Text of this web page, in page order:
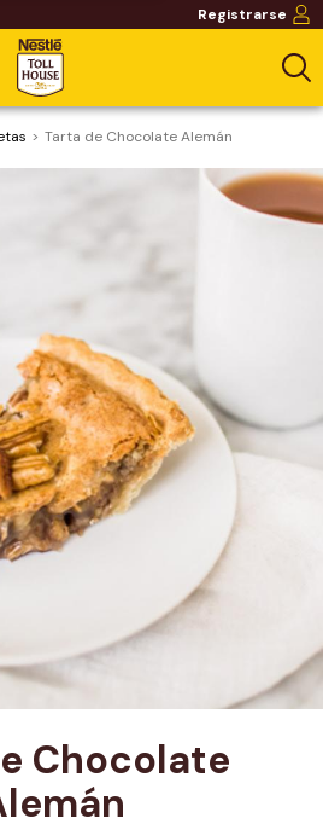
Registrarse
Tarta de Chocolate Alemán
Chocolate